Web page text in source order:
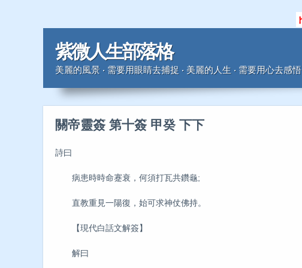
紫微人生部落格
美麗的風景 ‧ 需要用眼睛去捕捉 ‧ 美麗的人生 ‧ 需要用心去感悟
關帝靈簽 第十簽 甲癸 下下
詩曰
病患時時命蹇衰，何須打瓦共鑽龜;
直教重見一陽復，始可求神仗佛持。
【現代白話文解簽】
解曰